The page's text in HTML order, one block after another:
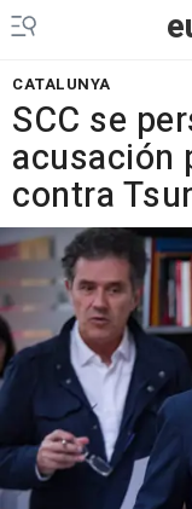
CATALUNYA
SCC se
acusación
contra